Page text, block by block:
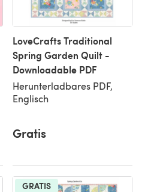
LoveCrafts Traditional
Spring Garden Quilt -
Downloadable PDF
Herunterladbares PDF,
Englisch
Gratis
GRATIS